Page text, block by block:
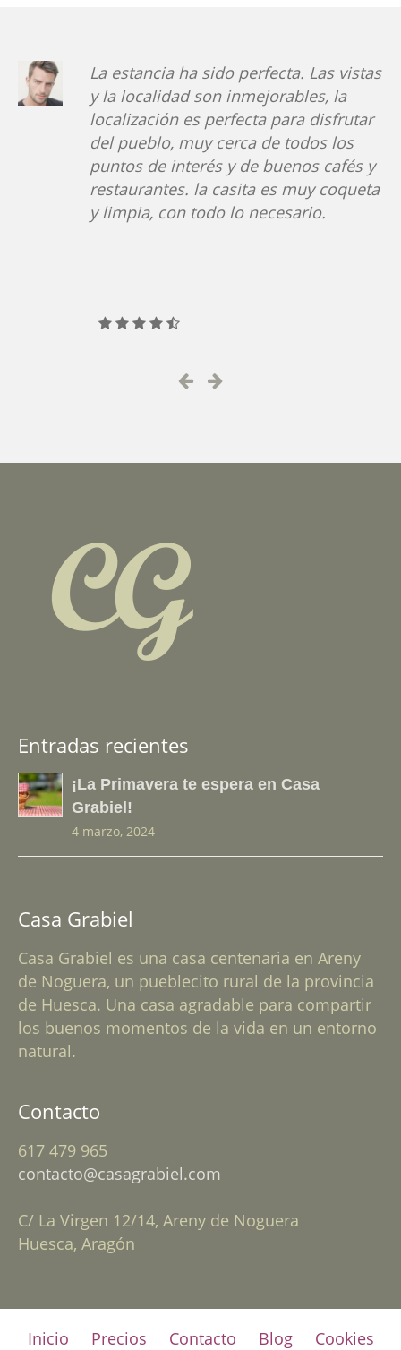
La comunicación con la propietaria
de la casa es muy eficaz, las fotos
corresponden totalmente con las
estancias. Está todo muy nuevo y
limpio, se nota que está recién
rehabilitado. Lo mejor es la
es céntrica y tienes alrededor
Entradas recientes
¡La Primavera te espera en Casa
Grabiel!
4 marzo, 2024
Casa Grabiel
Casa Grabiel es una casa centenaria en Areny
de Noguera, un pueblecito rural de la provincia
de Huesca. Una casa agradable para compartir
los buenos momentos de la vida en un entorno
natural.
Contacto
617 479 965
contacto@casagrabiel.com
C/ La Virgen 12/14, Areny de Noguera
Huesca, Aragón
Inicio Precios Contacto Blog Cookies